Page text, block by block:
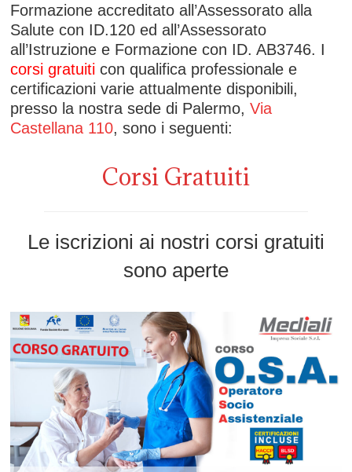
Formazione accreditato all’Assessorato alla
Salute con ID.120 ed all’Assessorato
all’Istruzione e Formazione con ID. AB3746. I
corsi gratuiti con qualifica professionale e
certificazioni varie attualmente disponibili,
presso la nostra sede di Palermo,Via
Castellana 110, sono i seguenti:
Corsi Gratuiti
Le iscrizioni ai nostri corsi gratuiti
sono aperte